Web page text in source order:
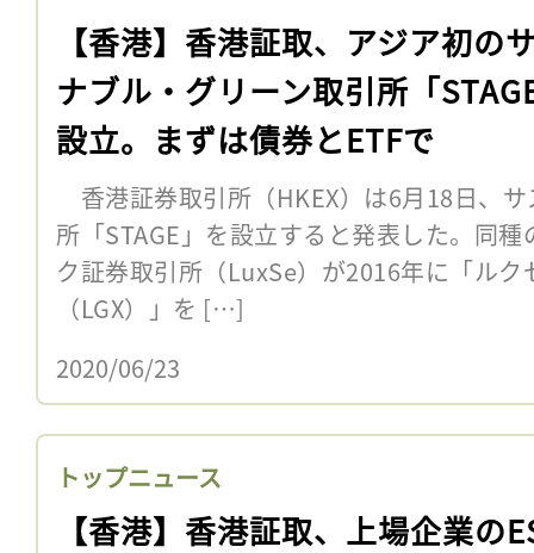
【香港】香港証取、アジア初の
ナブル・グリーン取引所「
設立。まずは債券とETFで
香港証券取引所（HKEX）は6月18日、
所「STAGE」を設立すると発表した。同
ク証券取引所（LuxSe）が2016年に「ル
（LGX）」を […]
2020/06/23
トップニュース
【香港】香港証取、上場企業の